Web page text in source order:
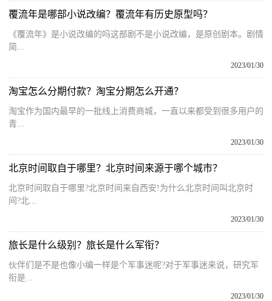
覆流年是哪部小说改编？覆流年有历史原型吗？
《覆流年》是小说改编的吗这部剧不是小说改编，是原创剧本。剧情
简...
2023/01/30
淘宝怎么分期付款？淘宝分期怎么开通？
淘宝作为国内最早的一批线上消费商城，一直以来都受到很多用户的
青...
2023/01/30
北京时间取自于哪里？北京时间来源于哪个城市？
北京时间取自于哪里?北京时间来自西安!为什么北京时间叫北京时
间?北...
2023/01/30
旅长是什么级别？旅长是什么军衔？
伙伴们是不是也像小编一样是个军事迷呢?对于军事迷来说，研究军
衔是...
2023/01/30